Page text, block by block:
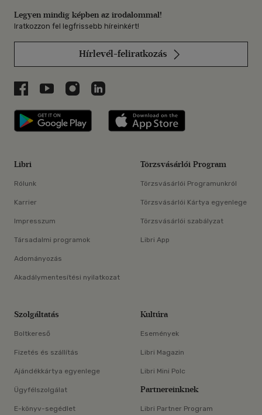
Legyen mindig képben az irodalommal!
Iratkozzon fel legfrissebb híreinkért!
Hírlevél-feliratkozás
Libri a Facebookon
Libri a Youtube-on
Libri az Instagramon
Libri a LinkedInen
Libri applikáció Szerezd meg: Google
Libri
Rólunk
Karrier
Impresszum
Társadalmi programok
Adományozás
Akadálymentesítési nyilatkozat
Törzsvásárlói Program
Törzsvásárlói Programunkról
Törzsvásárlói Kártya egyenlege
Törzsvásárlói szabályzat
Libri App
Szolgáltatás
Boltkereső
Fizetés és szállítás
Ajándékkártya egyenlege
Ügyfélszolgálat
E-könyv-segédlet
Kultúra
Események
Libri Magazin
Libri Mini Polc
Partnereinknek
Libri Partner Program